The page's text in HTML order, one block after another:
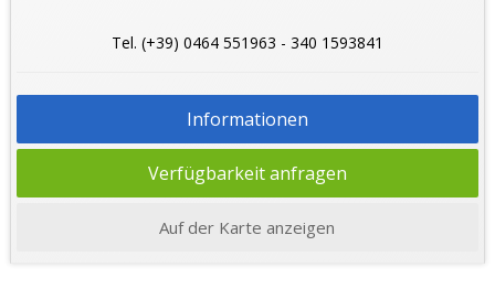
Tel. (+39) 0464 551963 - 340 1593841
Informationen
Verfügbarkeit anfragen
Auf der Karte anzeigen